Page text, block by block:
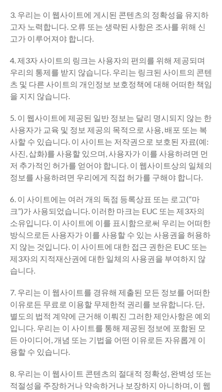
3. 우리는 이 웹사이트에 게시된 콘텐츠의 정확성을 유지하
고자 노력합니다. 오류 또는 생략된 사항은 조사를 위해 신
고가 이루어져야 합니다.
4. 제3자 사이트의 링크는 사용자의 편의를 위해 제공되며
우리의 통제를 받지 않습니다. 우리는 링크된 사이트의 콘텐
츠 및 다른 사이트의 개인정보 보호정책에 대해 어떠한 책임
을 지지 않습니다.
5. 이 웹사이트에 제공된 일반 정보는 달리 명시되지 않는 한
사용자가 교육 및 정보 제공의 목적으로 사용, 배포 또는 복
사할 수 있습니다. 이 사이트는 저작권으로 보호된 자료(예:
사진, 삽화)를 사용할 있으며, 사용자가 이를 사용하려면 먼
저 추가적인 허가를 얻어야 합니다. 이 웹사이트상의 일체의
정보를 사용하려면 우리에게 직접 허가를 구해야 합니다.
6. 이 사이트에는 여러 개의 독점 등록상표 또는 로고(“마
크”)가 사용되었습니다. 이러한 마크는 EUC 또는 제3자의
소유입니다. 이 사이트에 이를 표시함으로써 우리는 어떠한
방식으로든 사용자가 이를 사용할 수 있는 사용권을 허용하
지 않는 것입니다. 이 사이트에 대한 접근 권한은 EUC 또는
제3자의 지적재산권에 대한 일체의 사용권을 부여하지 않
습니다.
7. 우리는 이 웹사이트를 경유해 제출된 모든 정보를 어떠한
이유로든 무료로 이용할 무제한적 권리를 보유합니다. 단,
별도의 법적 계약에 근거해 이뤄진 그러한 제안사항은 예외
입니다. 우리는 이 사이트를 통해 제공된 정보에 포함된 모
든 아이디어, 개념 또는 기법을 어떤 이유로든 자유롭게 이
용할 수 있습니다.
8. 우리는 이 웹사이트 콘텐츠의 절대적 정확성, 완벽성 또는
적절성을 주장하거나 약속하거나 보장하지 아니하며, 이 웹